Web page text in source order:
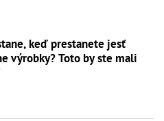
keď prestanete jesť
výrobky? Toto by ste mali